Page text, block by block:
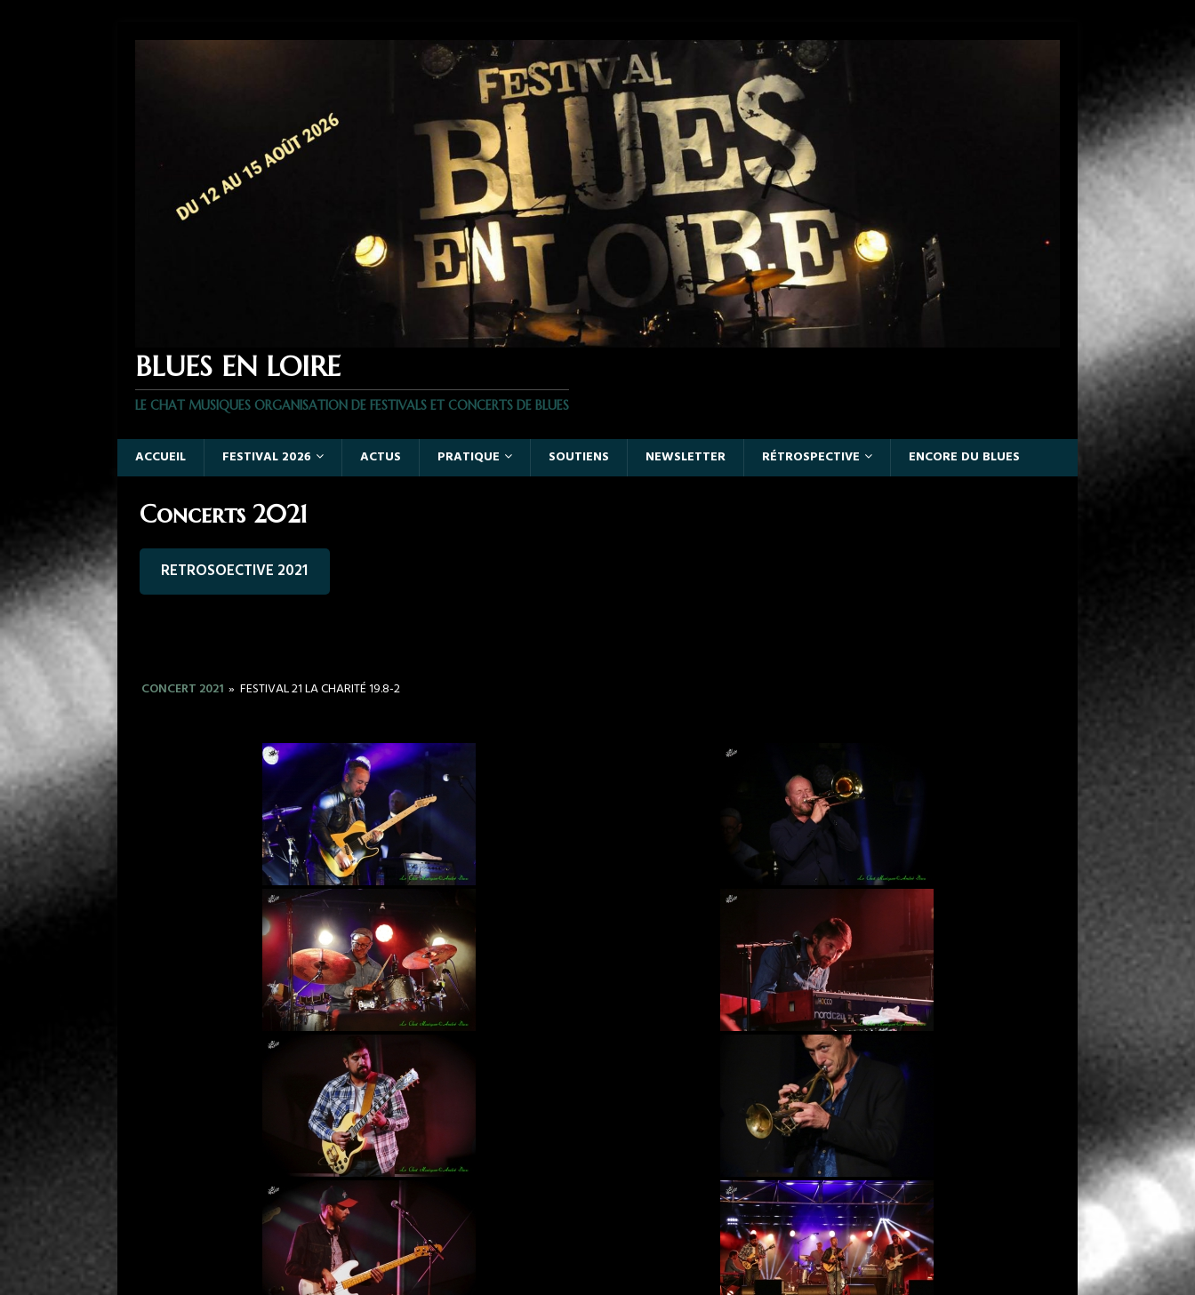
BLUES EN LOIRE
LE CHAT MUSIQUES ORGANISATION DE FESTIVALS ET CONCERTS DE BLUES
ACCUEIL FESTIVAL 2026 ACTUS PRATIQUE SOUTIENS NEWSLETTER RÉTROSPECTIVE ENCORE DU BLUES
Concerts 2021
RETROSOECTIVE 2021
CONCERT 2021 » FESTIVAL 21 LA CHARITÉ 19.8-2